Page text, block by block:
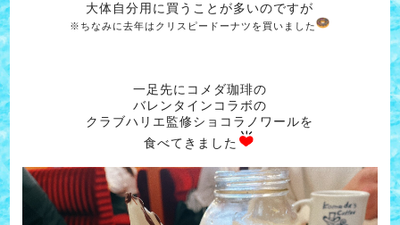
大体自分用に買うことが多いのですが
※ちなみに去年はクリスピードーナツを買いました
一足先にコメダ珈琲の
バレンタインコラボの
クラブハリエ監修ショコラノワールを
食べてきました